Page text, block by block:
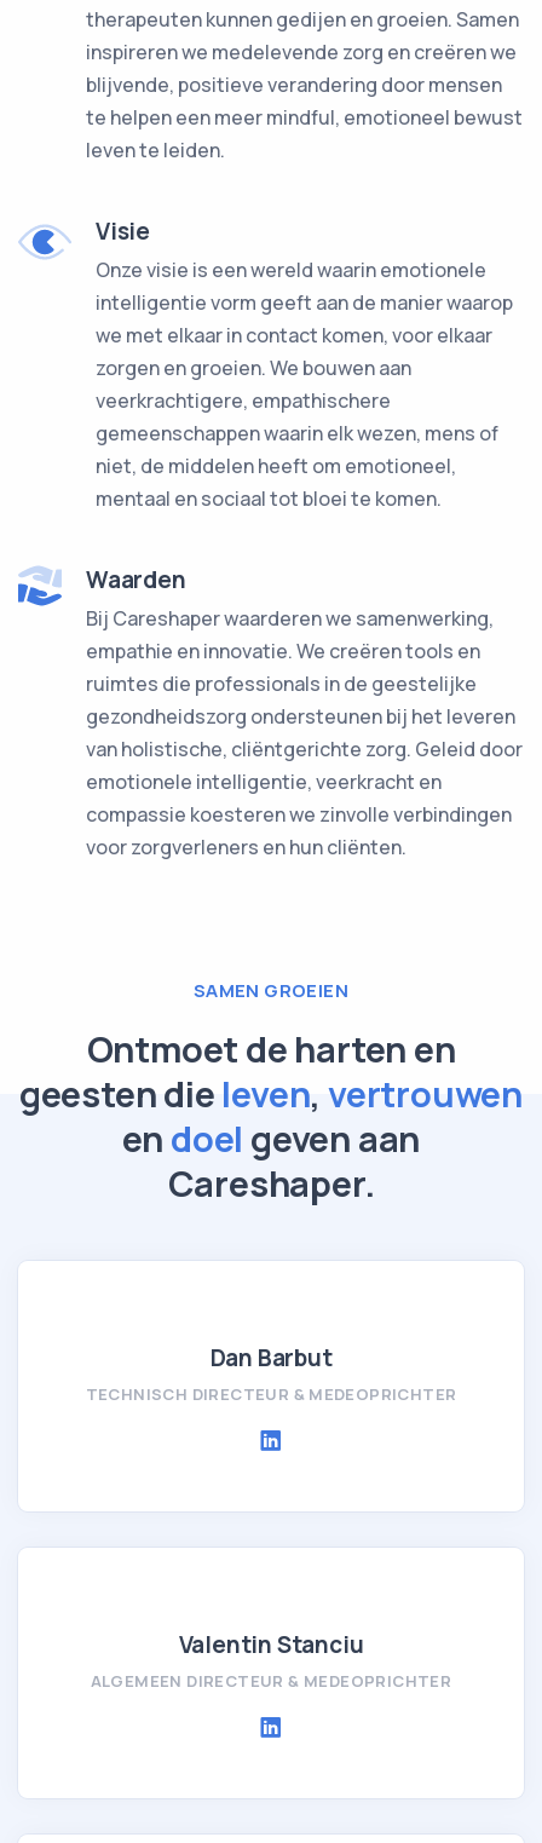
therapeuten kunnen gedijen en groeien. Samen
inspireren we medelevende zorg en creëren we
blijvende, positieve verandering door mensen
te helpen een meer mindful, emotioneel bewust
leven te leiden.
Visie
Onze visie is een wereld waarin emotionele
intelligentie vorm geeft aan de manier waarop
we met elkaar in contact komen, voor elkaar
zorgen en groeien. We bouwen aan
veerkrachtigere, empathischere
gemeenschappen waarin elk wezen, mens of
niet, de middelen heeft om emotioneel,
mentaal en sociaal tot bloei te komen.
Waarden
Bij Careshaper waarderen we samenwerking,
empathie en innovatie. We creëren tools en
ruimtes die professionals in de geestelijke
gezondheidszorg ondersteunen bij het leveren
van holistische, cliëntgerichte zorg. Geleid door
emotionele intelligentie, veerkracht en
compassie koesteren we zinvolle verbindingen
voor zorgverleners en hun cliënten.
SAMEN GROEIEN
Ontmoet de harten en
geesten die leven,vertrouwen
en doel geven aan
Careshaper.
Dan Barbut
TECHNISCH DIRECTEUR & MEDEOPRICHTER
Valentin Stanciu
ALGEMEEN DIRECTEUR & MEDEOPRICHTER